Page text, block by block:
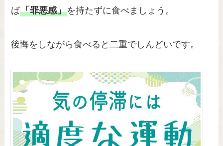
ば「罪悪感」を持たずに食べましょう。
後悔をしながら食べると二重でしんどいです。